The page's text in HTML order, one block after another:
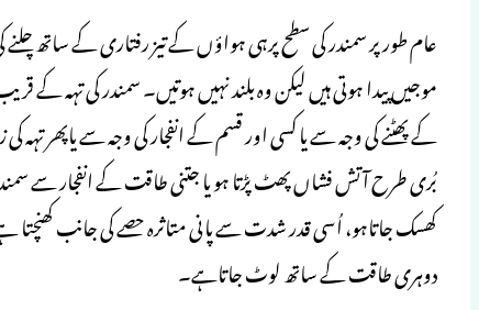
عام طور پر سمندر کی سطح پرہی ہواؤں کے تیز رفتاری کے ساتھ
موجیں پیدا ہوتی ہیں لیکن وہ بلند نہیں ہوتیں۔ سمندر کی تہہ کے
کے پھٹنے کی وجہ سے یا کسی اور قسم کے انفجار کی وجہ سے
بُری طرح آتش فشاں پھٹ پڑتا ہو یا جتنی طاقت کے انفجار سے
کھسک جاتاہو، اُسی قدر شدت سے پانی متاثرہ حصے کی جانب کھنچتا
دوہری طاقت کے ساتھ لوٹ جاتاہے۔